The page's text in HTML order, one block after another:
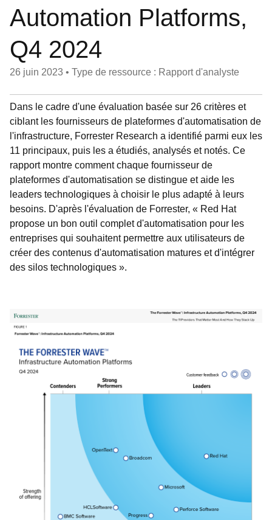
Automation Platforms,
Q4 2024
26 juin 2023 • Type de ressource : Rapport d'analyste
Dans le cadre d'une évaluation basée sur 26 critères et
ciblant les fournisseurs de plateformes d'automatisation de
l'infrastructure, Forrester Research a identifié parmi eux les
11 principaux, puis les a étudiés, analysés et notés. Ce
rapport montre comment chaque fournisseur de
plateformes d'automatisation se distingue et aide les
leaders technologiques à choisir le plus adapté à leurs
besoins. D'après l'évaluation de Forrester, « Red Hat
propose un bon outil complet d'automatisation pour les
entreprises qui souhaitent permettre aux utilisateurs de
créer des contenus d'automatisation matures et d'intégrer
des silos technologiques ».